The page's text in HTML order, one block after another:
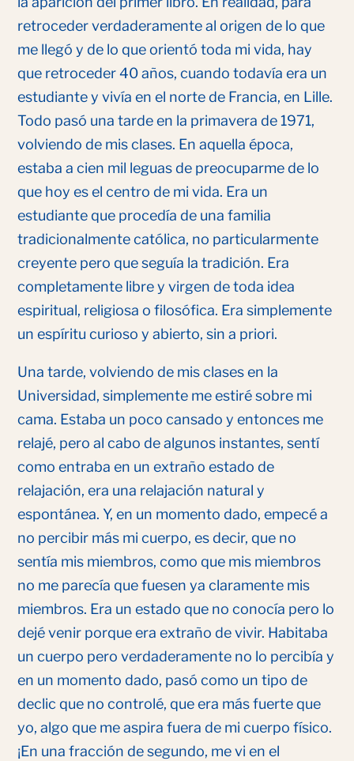
retroceder verdaderamente al origen de lo que
me llegó y de lo que orientó toda mi vida, hay
que retroceder 40 años, cuando todavía era un
estudiante y vivía en el norte de Francia, en Lille.
Todo pasó una tarde en la primavera de 1971,
volviendo de mis clases. En aquella época,
estaba a cien mil leguas de preocuparme de lo
que hoy es el centro de mi vida. Era un
estudiante que procedía de una familia
tradicionalmente católica, no particularmente
creyente pero que seguía la tradición. Era
completamente libre y virgen de toda idea
espiritual, religiosa o filosófica. Era simplemente
un espíritu curioso y abierto, sin a priori.
Una tarde, volviendo de mis clases en la
Universidad, simplemente me estiré sobre mi
cama. Estaba un poco cansado y entonces me
relajé, pero al cabo de algunos instantes, sentí
como entraba en un extraño estado de
relajación, era una relajación natural y
espontánea. Y, en un momento dado, empecé a
no percibir más mi cuerpo, es decir, que no
sentía mis miembros, como que mis miembros
no me parecía que fuesen ya claramente mis
miembros. Era un estado que no conocía pero lo
dejé venir porque era extraño de vivir. Habitaba
un cuerpo pero verdaderamente no lo percibía y
en un momento dado, pasó como un tipo de
declic que no controlé, que era más fuerte que
yo, algo que me aspira fuera de mi cuerpo físico.
¡En una fracción de segundo, me vi en el